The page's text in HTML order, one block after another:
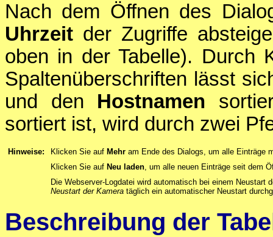
Nach dem Öffnen des
Uhrzeit der Zugriffe
oben in der Tabelle). Durch
Spaltenüberschriften lässt
und den Hostnamen
sortiert ist, wird durch zwei
Hinweise: Klicken Sie auf Mehr am Ende des Dialogs, um alle Einträge
Klicken Sie auf Neu laden , um alle neuen Einträge seit dem
Die Webserver-Logdatei wird automatisch bei einem Neustart
Neustart der Kamera täglich ein automatischer Neustart
Beschreibung der